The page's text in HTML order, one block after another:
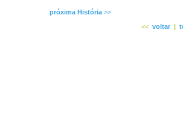
próxima História >>
<< voltar |